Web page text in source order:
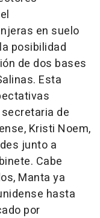
en suelo
posibilidad
de dos bases
Esta
de
Kristi Noem,
junto a
Cabe
Manta ya
hasta
por